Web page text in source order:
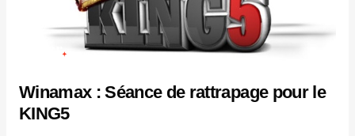
Winamax : Séance de rattrapage pour le
KING5